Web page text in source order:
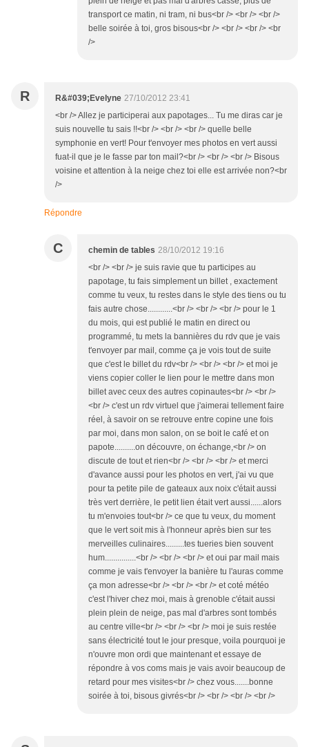
transport ce matin, ni tram, ni bus<br /> <br /> <br />
belle soirée à toi, gros bisous<br /> <br /> <br /> <br
/>
R R&#039;Evelyne 27/10/2012 23:41
<br /> Allez je participerai aux papotages... Tu me diras car je
suis nouvelle tu sais !!<br /> <br /> <br /> quelle belle
symphonie en vert! Pour t'envoyer mes photos en vert aussi
fuat-il que je le fasse par ton mail?<br /> <br /> <br /> Bisous
voisine et attention à la neige chez toi elle est arrivée non?<br
/>
Répondre
C chemin de tables 28/10/2012 19:16
<br /> <br /> je suis ravie que tu participes au
papotage, tu fais simplement un billet , exactement
comme tu veux, tu restes dans le style des tiens ou tu
fais autre chose............<br /> <br /> <br /> pour le 1
du mois, qui est publié le matin en direct ou
programmé, tu mets la bannières du rdv que je vais
t'envoyer par mail, comme ça je vois tout de suite
que c'est le billet du rdv<br /> <br /> <br /> et moi je
viens copier coller le lien pour le mettre dans mon
billet avec ceux des autres copinautes<br /> <br />
<br /> c'est un rdv virtuel que j'aimerai tellement faire
réel, à savoir on se retrouve entre copine une fois
par moi, dans mon salon, on se boit le café et on
papote..........on découvre, on échange,<br /> on
discute de tout et rien<br /> <br /> <br /> et merci
d'avance aussi pour les photos en vert, j'ai vu que
pour ta petite pile de gateaux aux noix c'était aussi
très vert derrière, le petit lien était vert aussi......alors
tu m'envoies tout<br /> ce que tu veux, du moment
que le vert soit mis à l'honneur après bien sur tes
merveilles culinaires.........tes tueries bien souvent
hum...............<br /> <br /> <br /> et oui par mail mais
comme je vais t'envoyer la banière tu l'auras comme
ça mon adresse<br /> <br /> <br /> et coté météo
c'est l'hiver chez moi, mais à grenoble c'était aussi
plein plein de neige, pas mal d'arbres sont tombés
au centre ville<br /> <br /> <br /> moi je suis restée
sans électricité tout le jour presque, voila pourquoi je
n'ouvre mon ordi que maintenant et essaye de
répondre à vos coms mais je vais avoir beaucoup de
retard pour mes visites<br /> chez vous.......bonne
soirée à toi, bisous givrés<br /> <br /> <br /> <br />